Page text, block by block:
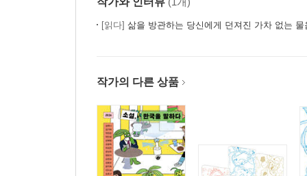
[읽다] 삶을 방관하는 당신에게 던져진 가차 없는 물음표 - 김경욱
작가의 다른 상품